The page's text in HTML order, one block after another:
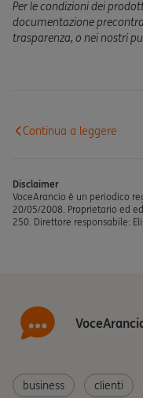
Per le condizioni dei
documentazione
trasparenza, o nei nostri
Continua a leggere
Disclaimer
VoceArancio è un periodico
20/05/2008. Proprietario ed
250. Direttore responsabile:
business clienti